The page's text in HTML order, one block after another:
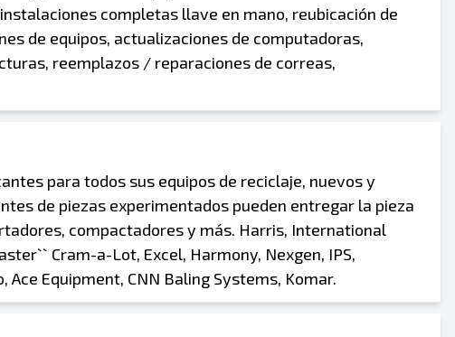
completas llave en mano, reubicación de
de equipos, actualizaciones de computadoras,
reemplazos / reparaciones de correas,
para todos sus equipos de reciclaje, nuevos y
de piezas experimentados pueden entregar la pieza
compactadores y más. Harris, International
Cram-a-Lot, Excel, Harmony, Nexgen, IPS,
Ace Equipment, CNN Baling Systems, Komar.